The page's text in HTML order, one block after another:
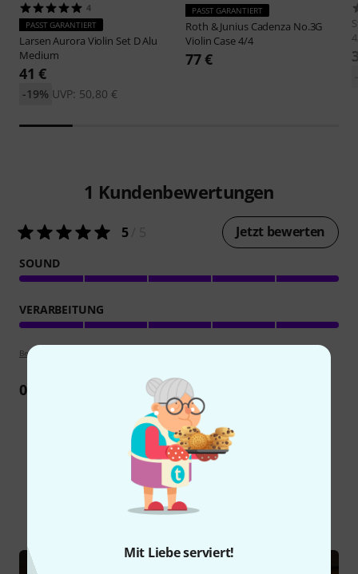
Mit Liebe serviert!
4
PASST GARANTIERT
LarsenAurora Violin Set D Alu
Medium
41 €
UVP: 50,80 €
-19%
PASST GARANTIERT
Roth & Junius Cadenza No.3G
Violin Case 4/4
77 €
1 Kundenbewertungen
5/ 5 Jetzt bewerten
SOUND
VERARBEITUNG
Bewertungsrichtlinien
0Rezension
Schon gewusst?
Alle Ratgeber